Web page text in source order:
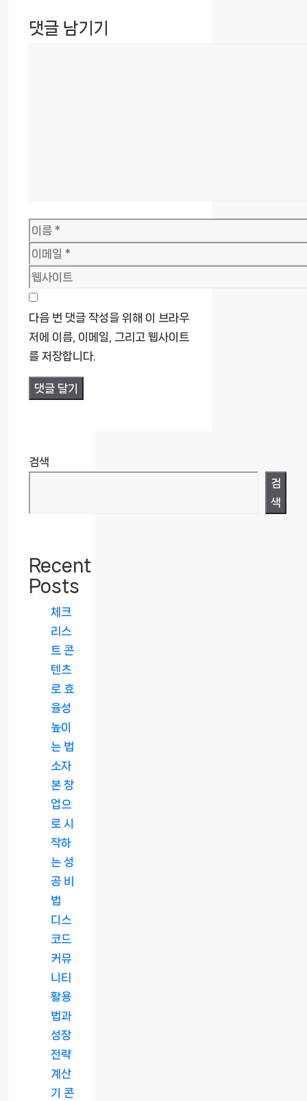
댓글 남기기
이
름
이
메
일
웹
사
이
트
다음 번 댓글 작성을 위해 이 브라우
저에 이름, 이메일, 그리고 웹사이트
를 저장합니다.
검색
검
색
Recent
Posts
체크
리스
트 콘
텐츠
로 효
율성
높이
는 법
소자
본 창
업으
로 시
작하
는 성
공 비
법
디스
코드
커뮤
니티
활용
법과
성장
전략
계산
기 콘